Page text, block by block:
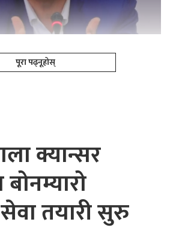
पूरा पढ्नूहोस्
क्यान्सर
सेवा तयारी सुरु